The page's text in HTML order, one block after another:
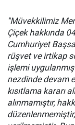
"Müvekkilimiz
Çiçek hakkında
Cumhuriyet
rüşvet ve irtikap
işlemi
nezdinde devam
kısıtlama kararı
alınmamıştır,